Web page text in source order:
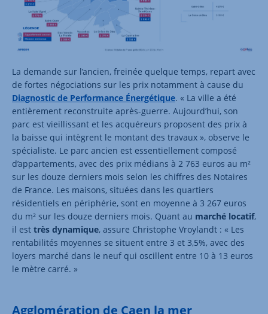
La demande sur l’ancien, freinée quelque temps, repart avec
de fortes négociations sur les prix notamment à cause du
Diagnostic de Performance Énergétique. « La ville a été
entièrement reconstruite après-guerre. Aujourd’hui, son
parc est vieillissant et les acquéreurs proposent des prix à
la baisse qui intègrent le montant des travaux », observe le
spécialiste. Le parc ancien est essentiellement composé
d’appartements, avec des prix médians à 2 763 euros au m²
sur les douze derniers mois selon les chiffres des Notaires
de France. Les maisons, situées dans les quartiers
résidentiels en périphérie, sont en moyenne à 3 267 euros
du m² sur les douze derniers mois. Quant au marché locatif,
il est très dynamique, assure Christophe Vroylandt : « Les
rentabilités moyennes se situent entre 3 et 3,5%, avec des
loyers marché dans le neuf qui oscillent entre 10 à 13 euros
le mètre carré. »
Agglomération de Caen la mer